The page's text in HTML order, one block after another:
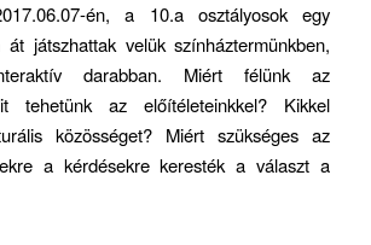
én, a 10.a osztályosok egy
át játszhattak velük színháztermünkben,
darabban. Miért félünk az
tehetünk az előítéleteinkkel? Kikkel
közösséget? Miért szükséges az
a kérdésekre keresték a választ a